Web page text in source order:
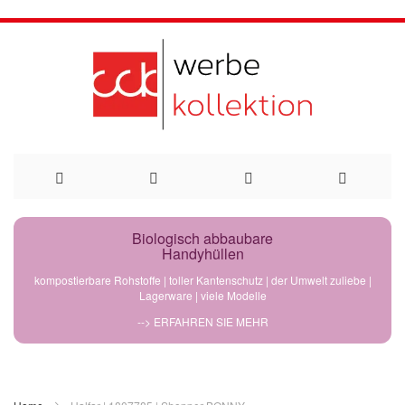
Direkt
Biologisch abbaubare
Handyhüllen
kompostierbare Rohstoffe | toller Kantenschutz | der Umwelt zuliebe |
Lagerware | viele Modelle
--> ERFAHREN SIE MEHR